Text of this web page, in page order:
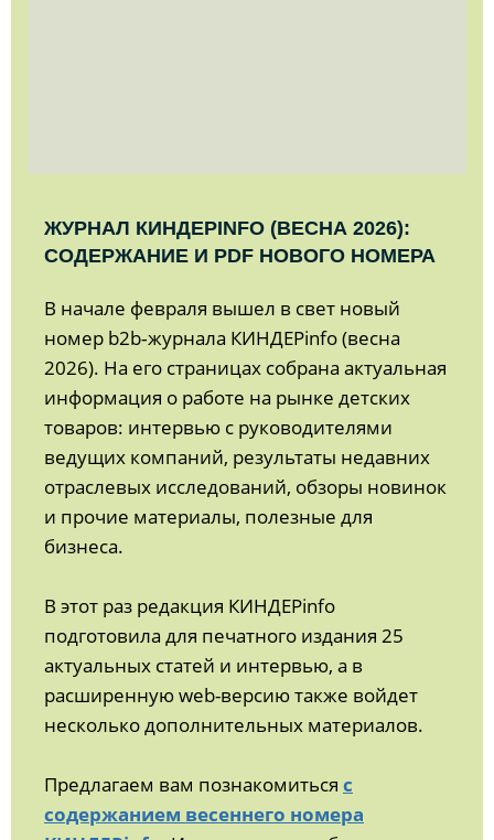
ЖУРНАЛ КИНДЕРINFO (ВЕСНА 2026):
СОДЕРЖАНИЕ И PDF НОВОГО НОМЕРА
В начале февраля вышел в свет новый
номер b2b‑журнала КИНДЕРinfo (весна
2026). На его страницах собрана актуальная
информация о работе на рынке детских
товаров: интервью с руководителями
ведущих компаний, результаты недавних
отраслевых исследований, обзоры новинок
и прочие материалы, полезные для
бизнеса.
В этот раз редакция КИНДЕРinfo
подготовила для печатного издания 25
актуальных статей и интервью, а в
расширенную web-версию также войдет
несколько дополнительных материалов.
Предлагаем вам познакомиться с
содержанием весеннего номера